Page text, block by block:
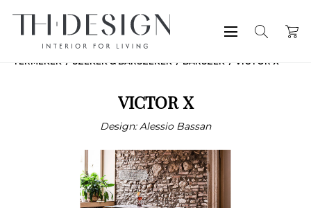
TERMÉKEK SZÉKEK & BÁRSZÉKEK BÁRSZÉK VICTOR X
VICTOR X
Design: Alessio Bassan